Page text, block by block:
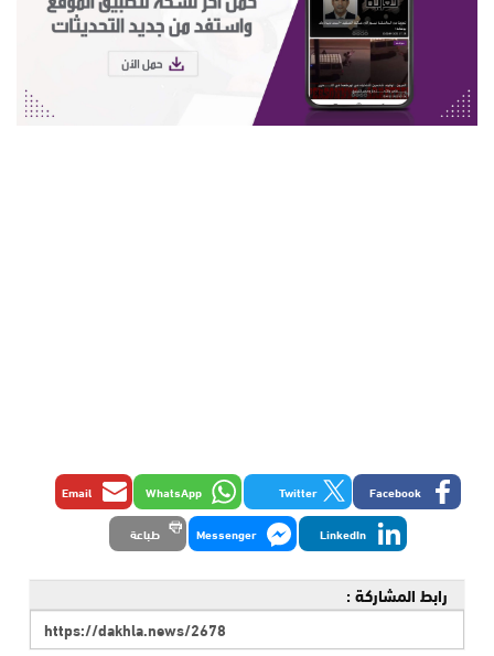
Facebook
Twitter
WhatsApp
Email
LinkedIn
Messenger طباعة
رابط المشاركة :